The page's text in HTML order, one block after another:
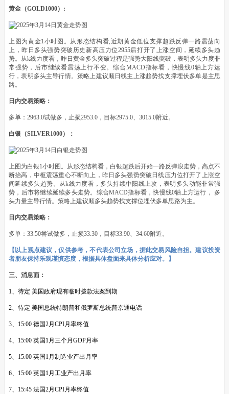
黄金（GOLD1000）:
上图为黄金1小时图。从形态结构看,近期黄金低位支撑超跌反弹一路震荡向
上，昨日多头强势突破历史新高压力位2955后打开了上涨空间，延续多头趋
势。从k线力度看，昨日黄金多头突破过程是强势大阳线突破，表明多头力度非
常强势，后市继续看震荡上行不变。综合MACD指标看，快慢线0轴上方运
行，表明多头主导行情。策略上建议顺日线主上涨趋势找支撑埋伏多单是主思
路。
日内交易策略：
多单：2963.0试做多，止损2953.0，目标2975.0、3015.0附近。
白银（SILVER1000）：
上图为白银1小时图。从形态结构看，白银超跌后开始一路反弹浪走势，高点不
断抬高，中枢震荡重心不断向上，昨日多头强势突破日线压力位打开了上涨空
间延续多头趋势。从k线力度看，多头持续中阳线上攻，表明多头动能非常强
势，后市将继续延续多头走势。综合MACD指标看，快慢线0轴上方运行， 多
头力量主导行情。策略上建议顺多头趋势找支撑位埋伏多单思路为主。
日内交易策略：
多单：33.50尝试做多，止损33.30，目标33.90、34.60附近。
【以上观点建议，仅供参考，不代表公司立场，据此交易风险自担。建议投资
者朋友保持乐观谨慎态度，根据具体盘面来具体分析应对。】
三、消息面：
1、待定 美国政府现有临时拨款法案到期
2、待定 美国总统特朗普和俄罗斯总统普京通电话
3、15:00 德国2月CPI月率终值
4、15:00 英国1月三个月GDP月率
5、15:00 英国1月制造业产出月率
6、15:00 英国1月工业产出月率
7、15:45 法国2月CPI月率终值